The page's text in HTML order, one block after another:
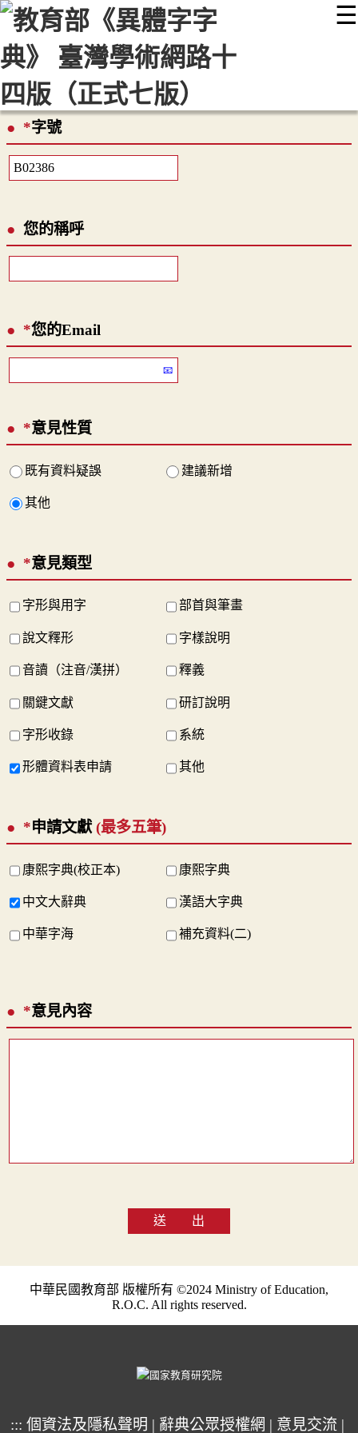
☰
::: 最新消息 常見問題 編輯說明
顯示模式
*字號
您的稱呼
*您的Email
*意見性質
既有資料疑誤 建議新增
其他
*意見類型
字形與用字 部首與筆畫
說文釋形 字樣說明
音讀（注音/漢拼） 釋義
關鍵文獻 研訂說明
字形收錄 系統
形體資料表申請 其他
*申請文獻 (最多五筆)
康熙字典(校正本) 康熙字典
中文大辭典 漢語大字典
中華字海 補充資料(二)
*意見內容
送 出
中華民國教育部 版權所有 ©2024 Ministry of Education,
R.O.C. All rights reserved.
::: 個資法及隱私聲明 | 辭典公眾授權網 | 意見交流 |